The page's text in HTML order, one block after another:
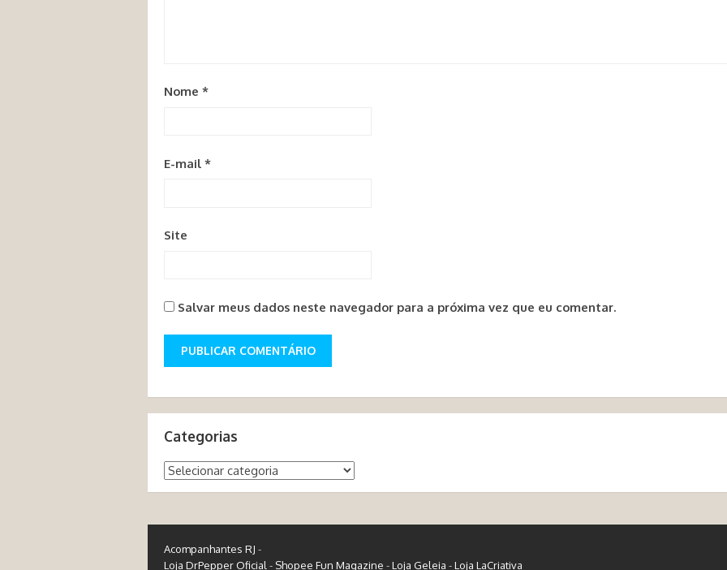
Nome *
E-mail *
Site
Salvar meus dados neste navegador para a próxima vez que eu comentar.
Categorias
Categorias
Acompanhantes RJ -
Loja DrPepper Oficial - Shopee Fun Magazine -Loja Geleia -Loja LaCriativa